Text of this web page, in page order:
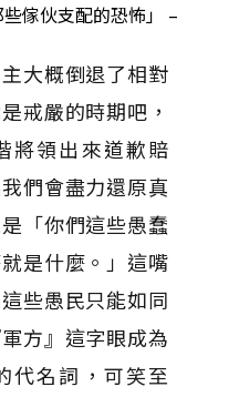
些傢伙支配的恐怖」 –
大概倒退了相對
戒嚴的時期吧，
將領出來道歉賠
們會盡力還原真
「你們這些愚蠢
是什麼。」這嘴
些愚民只能如同
方』這字眼成為
代名詞，可笑至